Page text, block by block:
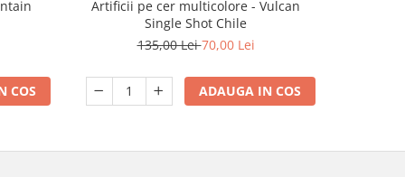
COS
Artificii pe cer multicolore - Vulcan
Single Shot Chile
135,00 Lei70,00 Lei
ADAUGA IN COS